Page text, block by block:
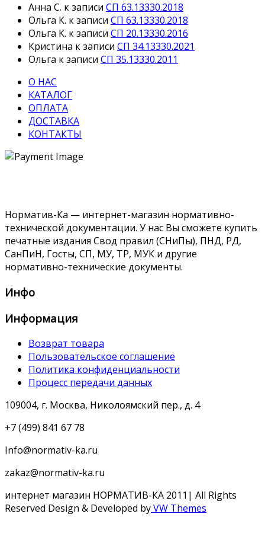
Анна С. к записи СП 63.13330.2018
Ольга К. к записи СП 63.13330.2018
Ольга К. к записи СП 20.13330.2016
Кристина к записи СП 34.13330.2021
Ольга к записи СП 35.13330.2011
О НАС
КАТАЛОГ
ОПЛАТА
ДОСТАВКА
КОНТАКТЫ
Норматив-Ка — интернет-магазин нормативно-
технической документации. У нас Вы сможете купить
печатные издания Свод правил (СНиПы), ПНД, РД,
СанПиН, Госты, СП, МУ, ТР, МУК и другие
нормативно-технические документы.
Инфо
Информация
Возврат товара
Пользовательское соглашение
Политика конфиденциальности
Процесс передачи данных
109004, г. Москва, Николоямский пер., д. 4
+7 (499) 841 67 78
Info@normativ-ka.ru
zakaz@normativ-ka.ru
интернет магазин НОРМАТИВ-КА 2011| All Rights
Reserved Design & Developed byVW Themes